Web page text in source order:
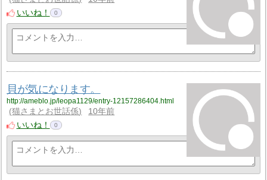
いいね！
0
貝が気になります。
http://ameblo.jp/leopa1129/entry-12157286404.html
猫さまとお世話係
10年前
いいね！
0